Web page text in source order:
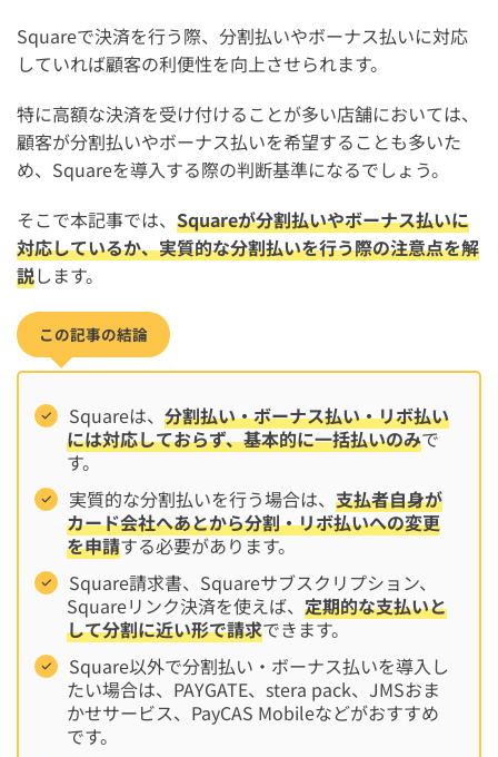
Squareで決済を行う際、分割払いやボーナス払いに対応
していれば顧客の利便性を向上させられます。
特に高額な決済を受け付けることが多い店舗においては、
顧客が分割払いやボーナス払いを希望することも多いた
め、Squareを導入する際の判断基準になるでしょう。
そこで本記事では、 Squareが分割払いやボーナス払いに
対応しているか、実質的な分割払いを行う際の注意点を解
説します。
この記事の結論
Squareは、分割払い・ボーナス払い・リボ払い
には対応しておらず、基本的に一括払いのみで
す。
実質的な分割払いを行う場合は、支払者自身が
カード会社へあとから分割・リボ払いへの変更
を申請する必要があります。
Square請求書、Squareサブスクリプション、
Squareリンク決済を使えば、 定期的な支払いと
して分割に近い形で請求できます。
Square以外で分割払い・ボーナス払いを導入し
たい場合は、PAYGATE、stera pack、JMSおま
かせサービス、PayCAS Mobileなどがおすすめ
です。